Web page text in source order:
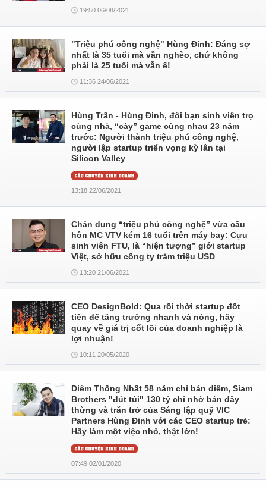
19:50 06/08/2021
"Triệu phú công nghệ" Hùng Đinh: Đáng sợ
nhất là 35 tuổi mà vẫn nghèo, chứ không
phải là 25 tuổi mà vẫn ế!
11:36 24/06/2021
Hùng Trần - Hùng Đinh, đôi bạn sinh viên trọ
cùng nhà, “cày” game cùng nhau 23 năm
trước: Người thành triệu phú công nghệ,
người lập startup triển vọng kỳ lân tại
Silicon Valley
13:18 22/06/2021
Chân dung “triệu phú công nghệ” vừa cầu
hôn MC VTV kém 16 tuổi trên máy bay: Cựu
sinh viên FTU, là “hiện tượng” giới startup
Việt, sở hữu công ty trăm triệu USD
13:20 21/06/2021
CEO DesignBold: Qua rồi thời startup đốt
tiền để tăng trưởng nhanh và nóng, hãy
quay về giá trị cốt lõi của doanh nghiệp là
lợi nhuận!
10:11 20/05/2020
Diêm Thống Nhất 58 năm chỉ bán diêm, Siam
Brothers "đút túi" 130 tỷ chỉ nhờ bán dây
thừng và trăn trở của Sáng lập quỹ VIC
Partners Hùng Đinh với các CEO startup trẻ:
Hãy làm một việc nhỏ, thật lớn!
07:49 02/01/2020